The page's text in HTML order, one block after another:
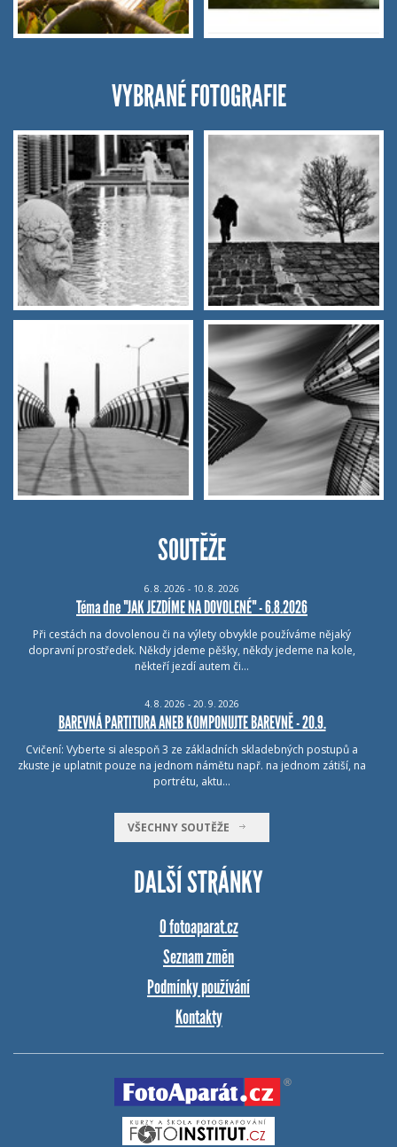
VYBRANÉ FOTOGRAFIE
SOUTĚŽE
6. 8. 2026 - 10. 8. 2026
Téma dne "JAK JEZDÍME NA DOVOLENÉ" - 6.8.2026
Při cestách na dovolenou či na výlety obvykle používáme nějaký
dopravní prostředek. Někdy jdeme pěšky, někdy jedeme na kole,
někteří jezdí autem či…
4. 8. 2026 - 20. 9. 2026
BAREVNÁ PARTITURA ANEB KOMPONUJTE BAREVNĚ - 20.9.
Cvičení: Vyberte si alespoň 3 ze základních skladebných postupů a
zkuste je uplatnit pouze na jednom námětu např. na jednom zátiší, na
portrétu, aktu…
VŠECHNY SOUTĚŽE
DALŠÍ STRÁNKY
O fotoaparat.cz
Seznam změn
Podmínky používání
Kontakty